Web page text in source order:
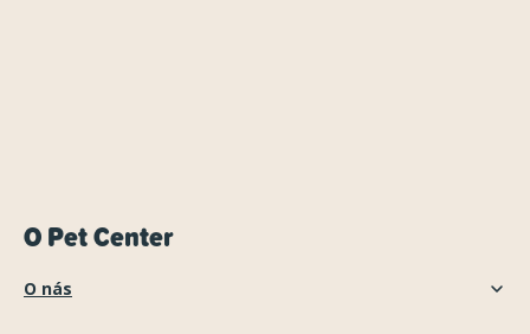
O Pet Center
O nás